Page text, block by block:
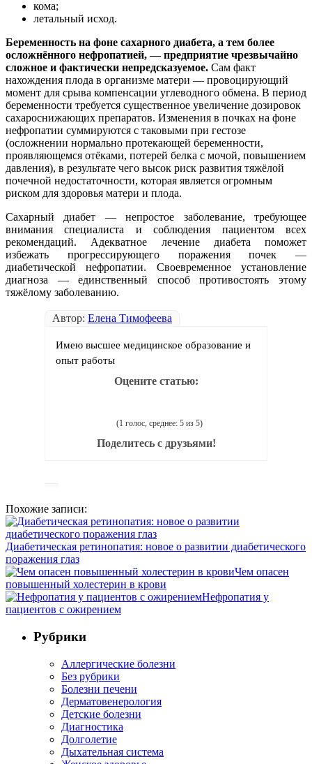
кома;
летальный исход.
Беременность на фоне сахарного диабета, а тем более
осложнённого нефропатией, — предприятие чрезвычайно
сложное и фактически непредсказуемое. Сам факт
нахождения плода в организме матери — провоцирующий
момент для срыва компенсации углеводного обмена. В период
беременности требуется существенное увеличение дозировок
сахароснижающих препаратов. Изменения в почках на фоне
нефропатии суммируются с таковыми при гестозе
(осложнении нормально протекающей беременности,
проявляющемся отёками, потерей белка с мочой, повышением
давления), в результате чего высок риск развития тяжёлой
почечной недостаточности, которая является огромным
риском для здоровья матери и плода.
Сахарный диабет — непростое заболевание, требующее
внимания специалиста и соблюдения пациентом всех
рекомендаций. Адекватное лечение диабета поможет
избежать прогрессирующего поражения почек —
диабетической нефропатии. Своевременное установление
диагноза — единственный способ противостоять этому
тяжёлому заболеванию.
Автор: Елена Тимофеева
Имею высшее медицинское образование и
опыт работы
Оцените статью:
(1 голос, среднее: 5 из 5)
Поделитесь с друзьями!
Похожие записи:
Диабетическая ретинопатия: новое о развитии диабетического
поражения глаз
Чем опасен
повышенный холестерин в крови
Нефропатия у
пациентов с ожирением
Рубрики
Аллергические болезни
Без рубрики
Болезни печени
Дерматовенерология
Детские болезни
Диагностика
Долголетие
Дыхательная система